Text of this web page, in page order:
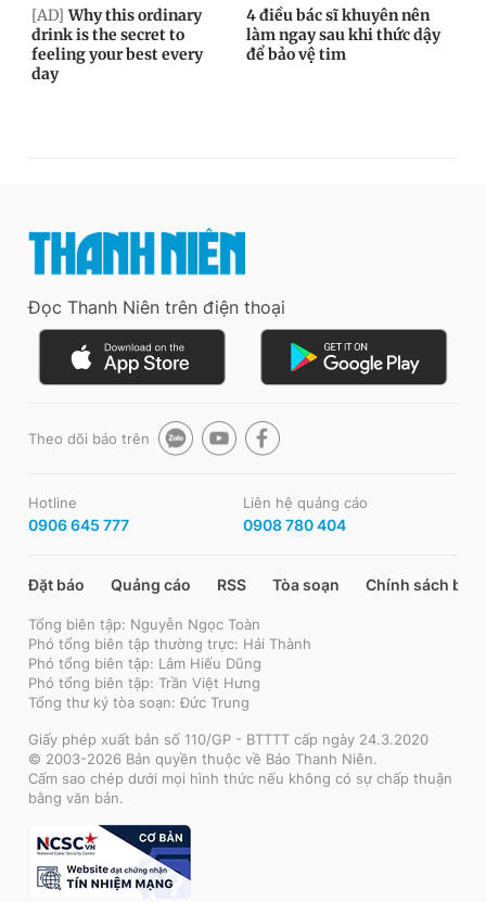
Đọc Thanh Niên trên điện thoại
Theo dõi báo trên
Hotline
0906 645 777
Liên hệ quảng cáo
0908 780 404
Đặt báo Quảng cáo RSS Tòa soạn Chính sách bảo
Tổng biên tập: Nguyễn Ngọc Toàn
Phó tổng biên tập thường trực: Hải Thành
Phó tổng biên tập: Lâm Hiếu Dũng
Phó tổng biên tập: Trần Việt Hưng
Tổng thư ký tòa soạn: Đức Trung
Giấy phép xuất bản số 110/GP - BTTTT cấp ngày 24.3.2020
© 2003-2026 Bản quyền thuộc về Báo Thanh Niên.
Cấm sao chép dưới mọi hình thức nếu không có sự chấp thuận
bằng văn bản.